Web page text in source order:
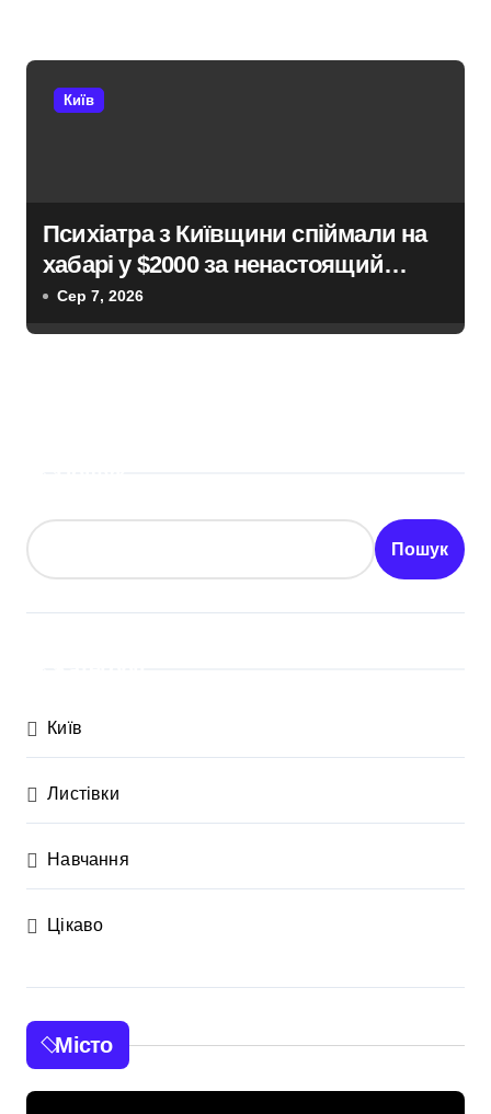
Київ
Психіатра з Київщини спіймали на
хабарі у $2000 за ненастоящий
діагноз
Сер 7, 2026
Пошук
Київ
Листівки
Навчання
Цікаво
Місто